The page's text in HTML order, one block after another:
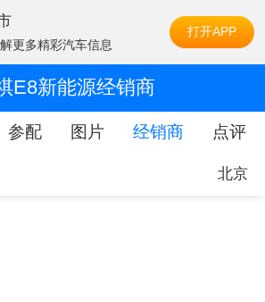
更多精彩汽车信息
打开APP
E8新能源经销商
参配 图片 经销商 点评
北京